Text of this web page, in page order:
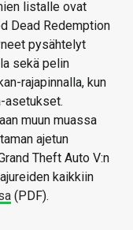
listalle ovat
Dead Redemption
pysähtelyt
sekä pelin
rajapinnalla, kun
asetukset.
muun muassa
ajetun
Theft Auto V:n
kaikkiin
(PDF).